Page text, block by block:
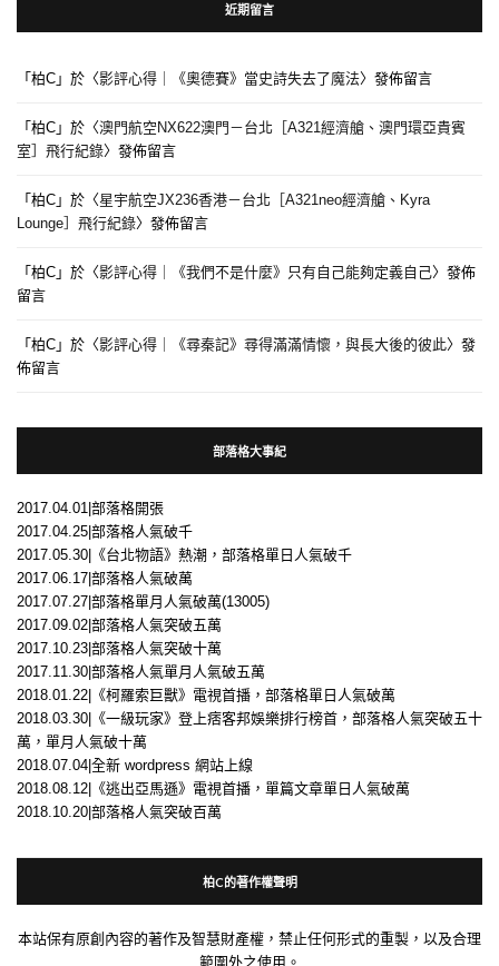
近期留言
「 柏C 」於〈影評心得｜《奧德賽》當史詩失去了魔法〉發佈留言
「 柏C 」於〈澳門航空NX622澳門－台北［A321經濟艙、澳門環亞貴賓
室］飛行紀錄〉發佈留言
「 柏C 」於〈星宇航空JX236香港－台北［A321neo經濟艙、Kyra
Lounge］飛行紀錄〉發佈留言
「 柏C 」於〈影評心得｜《我們不是什麼》只有自己能夠定義自己〉發佈
留言
「 柏C 」於〈影評心得｜《尋秦記》尋得滿滿情懷，與長大後的彼此〉發
佈留言
部落格大事紀
2017.04.01|部落格開張
2017.04.25|部落格人氣破千
2017.05.30|《台北物語》熱潮，部落格單日人氣破千
2017.06.17|部落格人氣破萬
2017.07.27|部落格單月人氣破萬(13005)
2017.09.02|部落格人氣突破五萬
2017.10.23|部落格人氣突破十萬
2017.11.30|部落格人氣單月人氣破五萬
2018.01.22|《柯羅索巨獸》電視首播，部落格單日人氣破萬
2018.03.30|《一級玩家》登上痞客邦娛樂排行榜首，部落格人氣突破五十
萬，單月人氣破十萬
2018.07.04|全新 wordpress 網站上線
2018.08.12|《逃出亞馬遜》電視首播，單篇文章單日人氣破萬
2018.10.20|部落格人氣突破百萬
柏C的著作權聲明
本站保有原創內容的著作及智慧財產權，禁止任何形式的重製，以及合理
範圍外之使用。